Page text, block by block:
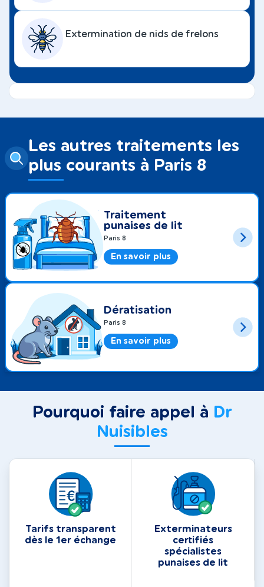
Extermination de nids de frelons
Les autres traitements les
plus courants à Paris 8
Traitement
punaises de lit
Paris 8
En savoir plus
Dératisation
Paris 8
En savoir plus
Pourquoi faire appel à Dr
Nuisibles
Tarifs transparent
dès le 1er échange
Exterminateurs
certifiés
spécialistes
punaises de lit